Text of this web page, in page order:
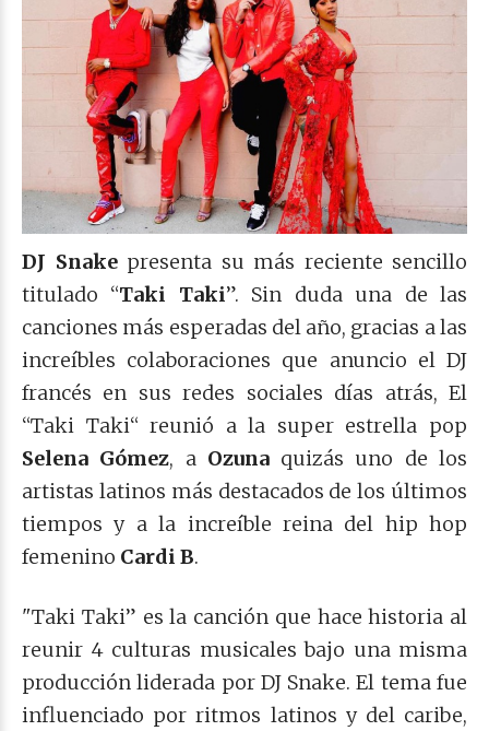
DJ Snakepresenta su más reciente sencillo
titulado “Taki Taki”. Sin duda una de las
canciones más esperadas del año, gracias a las
increíbles colaboraciones que anuncio el DJ
francés en sus redes sociales días atrás, El
“Taki Taki“ reunió a la super estrella pop
Selena Gómez, a Ozunaquizás uno de los
artistas latinos más destacados de los últimos
tiempos y a la increíble reina del hip hop
femenino Cardi B.
"Taki Taki” es la canción que hace historia al
reunir 4 culturas musicales bajo una misma
producción liderada por DJ Snake. El tema fue
influenciado por ritmos latinos y del caribe,